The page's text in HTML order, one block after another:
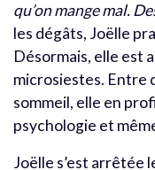
qu’on mange mal.
les dégâts, Joëlle
Désormais, elle est
microsiestes. Entre
sommeil, elle en
psychologie et
Joëlle s’est arrêtée